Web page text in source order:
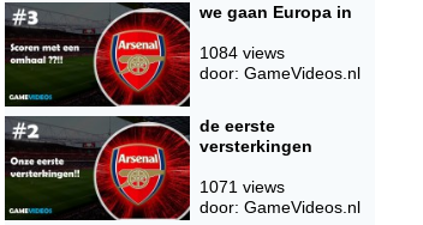
we gaan Europa in
1084 views
door: GameVideos.nl
de eerste
versterkingen
1071 views
door: GameVideos.nl